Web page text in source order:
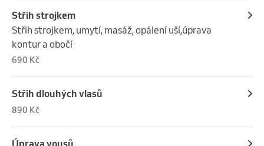
Střih strojkem
Střih strojkem, umytí, masáž, opálení uší,úprava
kontur a obočí
690 Kč
Střih dlouhých vlasů
890 Kč
Úprava vousů